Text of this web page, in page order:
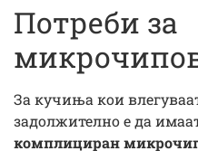
Потреби за
За кучиња кои
задолжително е да
комплициран